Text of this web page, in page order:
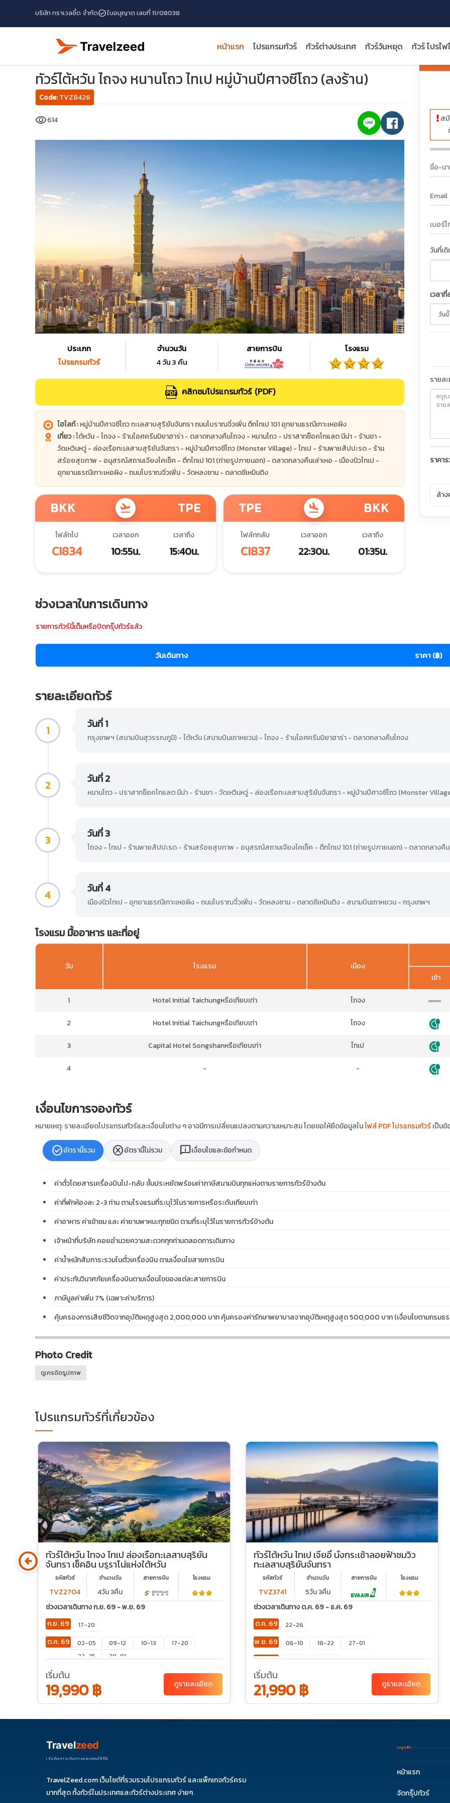
บริษัท ทราเวลซี้ด จำกัดcheck_circleใบอนุญาต เลขที่ 11/08038
หน้าแรก โปรแกรมทัวร์ ทัวร์ต่างประเทศ ทัวร์วันหยุด ทัวร์ โปรไ
หน้าแรก โปรแกรมทัวร์ ทัวร์ไต้หวัน
ทัวร์ไต้หวัน ไถจง หนานโถว ไทเป หมู่บ้านปีศาจซีโถว (ลงร้าน)
Code:TVZ8426
visibility614
ประเภท
โปรแกรมทัวร์
จำนวนวัน
4 วัน 3 คืน
สายการบิน โรงแรม
คลิกชมโปรแกรมทัวร์ (PDF)
ไฮไลท์ :หมู่บ้านปีศาจซีโถว ทะเลสาบสุริยันจันทรา ถนนโบราณจิ๋วเฟิ่น ตึกไทเป 101 อุทยานธรณีเกาะเหอผิง
เที่ยว :ไต้หวัน - ไถจง - ร้านไอศครีมมิยาฮาร่า - ตลาดกลางคืนไถจง - หนานโถว - ปราสาทช็อคโกแลต นีน่า - ร้านชา -
วัดเหวินหวู่ - ล่องเรือทะเลสาบสุริยันจันทรา - หมู่บ้านปีศาจซีโถว (Monster Village) - ไทเป - ร้านพายสัปปะรด - ร้าน
สร้อยสุขภาพ - อนุสรณ์สถานเจียงไคเช็ค - ตึกไทเป 101 (ถ่ายรูปภายนอก) - ตลาดกลางคืนเล่าเหอ - เมืองนิวไทเป -
อุทยานธรณีเกาะเหอผิง - ถนนโบราณจิ่วเฟิ่น - วัดหลงซาน - ตลาดซีเหมินติง
BKK flight_takeoff TPE
ไฟล์ทไป
CI834
เวลาออก
10:55น.
เวลาถึง
15:40น.
TPE flight_land BKK
ไฟล์ทกลับ
CI837
เวลาออก
22:30น.
เวลาถึง
01:35น.
ส
วันที่เ
เวลา
รายล
ราคา
ล้าง
ช่วงเวลาในการเดินทาง
รายการทัวร์นี้เต็มหรือปิดกรุ๊ปทัวร์แล้ว
วันเดินทาง ราคา (฿)
รายละเอียดทัวร์
1 วันที่ 1
กรุงเทพฯ (สนามบินสุวรรณภูมิ) - ไต้หวัน (สนามบินเถาหยวน) - ไถจง - ร้านไอศครีมมิยาฮาร่า - ตลาดกลางคืนไถจง
2 วันที่ 2
หนานโถว - ปราสาทช็อคโกแลต นีน่า - ร้านชา - วัดเหวินหวู่ - ล่องเรือทะเลสาบสุริยันจันทรา - หมู่บ้านปีศาจซีโถว (Monster
3 วันที่ 3
ไถจง - ไทเป - ร้านพายสัปปะรด - ร้านสร้อยสุขภาพ - อนุสรณ์สถานเจียงไคเช็ค - ตึกไทเป 101 (ถ่ายรูปภายนอก) - ตลาดกลางคืน
4 วันที่ 4
เมืองนิวไทเป - อุทยานธรณีเกาะเหอผิง - ถนนโบราณจิ๋วเฟิ่น - วัดหลงซาน - ตลาดซีเหมินติง - สนามบินเถาหยวน - กรุงเทพฯ
โรงแรม มื้ออาหาร และที่อยู่
วัน โรงแรม
เมือง
เช้า
1 Hotel Initial Taichungหรือเทียบเท่า ไถจง
2 Hotel Initial Taichungหรือเทียบเท่า ไถจง
3 Capital Hotel Songshanหรือเทียบเท่า ไทเป
4 - -
เงื่อนไขการจองทัวร์
หมายเหตุ: รายละเอียดโปรแกรมทัวร์และเงื่อนไขต่าง ๆ อาจมีการเปลี่ยนแปลงตามความเหมาะสม โดยขอให้ยึดข้อมูลในไฟล์ PDF โปรแกรมทัวร์เป็นข้
check_circleอัตรานี้รวม cancelอัตรานี้ไม่รวม chat_infoเงื่อนไขและข้อกำหนด
ค่าตั๋วโดยสารเครื่องบินไป-กลับ ชั้นประหยัดพร้อมค่าภาษีสนามบินทุกแห่งตามรายการทัวร์ข้างต้น
ค่าที่พักห้องละ 2-3 ท่าน ตามโรงแรมที่ระบุไว้ในรายการหรือระดับเทียบเท่า
ค่าอาหาร ค่าเข้าชม และ ค่ายานพาหนะทุกชนิด ตามที่ระบุไว้ในรายการทัวร์ข้างต้น
เจ้าหน้าที่บริษัท คอยอำนวยความสะดวกทุกท่านตลอดการเดินทาง
ค่าน้ำหนักสัมภาระรวมในตั๋วเครื่องบิน ตามเงื่อนไขสายการบิน
ค่าประกันวินาศภัยเครื่องบินตามเงื่อนไขของแต่ละสายการบิน
ภาษีมูลค่าเพิ่ม 7% (เฉพาะค่าบริการ)
คุ้มครองการเสียชีวิตจากอุบัติเหตุสูงสุด 2,000,000 บาท คุ้มครองค่ารักษาพยาบาลจากอุบัติเหตุสูงสุด 500,000 บาท (เงื่อนไขตามกรมธ
Photo Credit
ดูเครดิตรูปภาพ
โปรแกรมทัวร์ที่เกี่ยวข้อง
ทัวร์ไต้หวัน ไทจง ไทเป ล่องเรือทะเลสาบสุริยัน
จันทรา เช็คอิน บรูราโน่แห่งใต้หวัน
รหัสทัวร์
TVZ2704
จำนวนวัน
4วัน 3คืน
สายการบิน โรงเเรม
ช่วงเวลาเดินทาง ก.ย. 69 - พ.ย. 69
ก.ย. 69
17-20
ต.ค. 69 02-05 09-12 10-13
17-20
22-25
29-01
เริ่มต้น
19,990 ฿ ดูรายละเอียด
ทัวร์ไต้หวัน ไทเป เจียอี้ นั่งกระเช้าลอยฟ้าชมวิว
ทะเลสาบสุริยันจันทรา
รหัสทัวร์
TVZ3741
จำนวนวัน
5วัน 3คืน
สายการบิน โรงเเรม
ช่วงเวลาเดินทาง ต.ค. 69 - ธ.ค. 69
ต.ค. 69
22-26
พ.ย. 69 06-10 18-22 27-01
ธ.ค. 69 03-07 16-20
เริ่มต้น
21,990 ฿ ดูรายละเอียด
arrow_circle_left
Travelzeed
เริ่มต้นการเดินทางของคุณได้ที่นี่
TravelZeed.com เว็บไซต์ที่รวมรวมโปรแกรมทัวร์ และแพ็กเกจทัวร์ครบ
มากที่สุด ทั้งทัวร์ในประเทศและทัวร์ต่างประเทศ ง่ายๆ
เมนูหลัก
หน้าแรก
จัดกรุ๊ปทัวร์